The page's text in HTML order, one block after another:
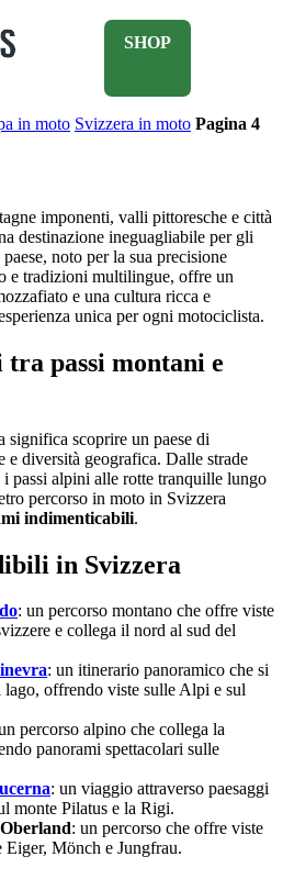
SHOP
in moto Svizzera in moto Pagina 4
imponenti, valli pittoresche e città
destinazione ineguagliabile per gli
noto per la sua precisione
e tradizioni multilingue, offre un
e una cultura ricca e
unica per ogni motociclista.
passi montani e
scoprire un paese di
e diversità geografica. Dalle strade
i passi alpini alle rotte tranquille lungo
percorso in moto in Svizzera
indimenticabili.
in Svizzera
: un percorso montano che offre viste
e collega il nord al sud del
: un itinerario panoramico che si
lago, offrendo viste sulle Alpi e sul
percorso alpino che collega la
panorami spettacolari sulle
: un viaggio attraverso paesaggi
monte Pilatus e la Rigi.
: un percorso che offre viste
Eiger, Mönch e Jungfrau.